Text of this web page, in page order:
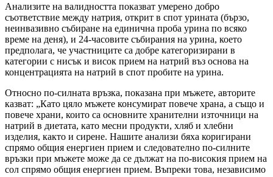
Анализите на валидността показват умерено добро
съответствие между натрия, открит в спот урината (бързо,
неинвазивно събиране на единична проба урина по всяко
време на деня), и 24-часовите събирания на урина, което
предполага, че участниците са добре категоризирани в
категории с нисък и висок прием на натрий въз основа на
концентрацията на натрий в спот пробите на урина.
Относно по-силната връзка, показана при мъжете, авторите
казват: „Като цяло мъжете консумират повече храна, а също и
повече храни, които са основните хранителни източници на
натрий в диетата, като месни продукти, хляб и хлебни
изделия, както и сирене. Нашите анализи бяха коригирани
спрямо общия енергиен прием и следователно по-силните
връзки при мъжете може да се дължат на по-високия прием на
сол спрямо общия енергиен прием. Въпреки това, независимо